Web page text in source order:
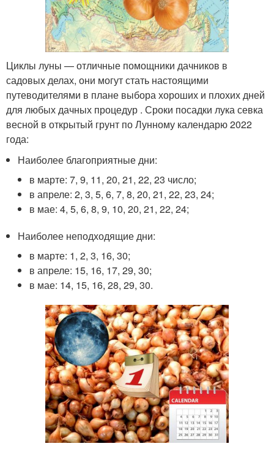
Циклы луны — отличные помощники дачников в
садовых делах, они могут стать настоящими
путеводителями в плане выбора хороших и плохих дней
для любых дачных процедур . Сроки посадки лука севка
весной в открытый грунт по Лунному календарю 2022
года:
Наиболее благоприятные дни:
в марте: 7, 9, 11, 20, 21, 22, 23 число;
в апреле: 2, 3, 5, 6, 7, 8, 20, 21, 22, 23, 24;
в мае: 4, 5, 6, 8, 9, 10, 20, 21, 22, 24;
Наиболее неподходящие дни:
в марте: 1, 2, 3, 16, 30;
в апреле: 15, 16, 17, 29, 30;
в мае: 14, 15, 16, 28, 29, 30.